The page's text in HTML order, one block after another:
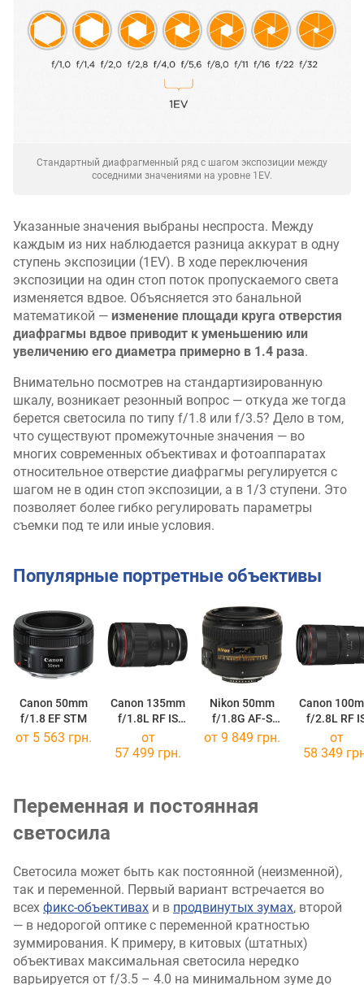
Стандартный диафрагменный ряд с шагом экспозиции между
соседними значениями на уровне 1EV.
Указанные значения выбраны неспроста. Между
каждым из них наблюдается разница аккурат в одну
ступень экспозиции (1EV). В ходе переключения
экспозиции на один стоп поток пропускаемого света
изменяется вдвое. Объясняется это банальной
математикой — изменение площади круга отверстия
диафрагмы вдвое приводит к уменьшению или
увеличению его диаметра примерно в 1.4 раза.
Внимательно посмотрев на стандартизированную
шкалу, возникает резонный вопрос — откуда же тогда
берется светосила по типу f/1.8 или f/3.5? Дело в том,
что существуют промежуточные значения — во
многих современных объективах и фотоаппаратах
относительное отверстие диафрагмы регулируется с
шагом не в один стоп экспозиции, а в 1/3 ступени. Это
позволяет более гибко регулировать параметры
съемки под те или иные условия.
Популярные портретные объективы
Canon 50mm
f/1.8 EF STM
Canon 135mm
f/1.8L RF IS
USM
Nikon 50mm
f/1.8G AF-S
Nikkor
Canon
f/2.8L RF
USM
от 5 563 грн.
от
57 499 грн.
от 9 849 грн.
от
58 349
Переменная и постоянная
светосила
Светосила может быть как постоянной (неизменной),
так и переменной. Первый вариант встречается во
всех фикс-объективах и в продвинутых зумах, второй
— в недорогой оптике с переменной кратностью
зуммирования. К примеру, в китовых (штатных)
объективах максимальная светосила нередко
варьируется от f/3.5 – 4.0 на минимальном зуме до